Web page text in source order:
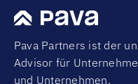
Pava Partners ist der
Advisor für
und Unternehmen.